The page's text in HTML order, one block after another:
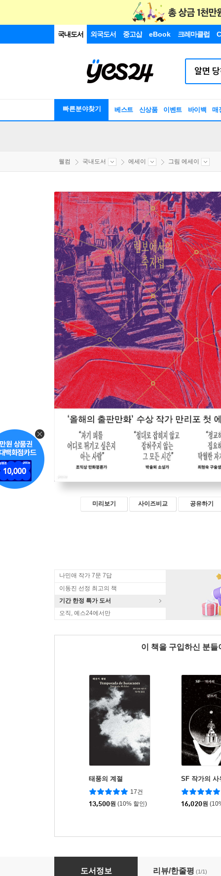
국내도서 외국도서 중고샵 eBook 크레마클럽
빠른분야찾기 베스트 신상품 이벤트 바이백 매
웰컴 국내도서 에세이 그림 에세이
미리보기 사이즈비교 공유하기
나민애 작가 7문 7답
이동진 선정 최고의 책
기간 한정 특가 도서
오직, 예스24에서만
이 책을 구입하신 분
태풍의 계절
17건
13,500원 (10% 할인)
SF 작가의 사
16,020원
림보에서의 축지법
도서정보 리뷰/한줄평 (1/1)